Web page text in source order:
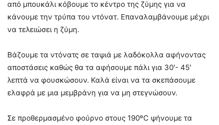
από μπουκάλι κόβουμε το κέντρο της ζύμης για να
κάνουμε την τρύπα του ντόνατ. Επαναλαμβάνουμε μέχρι
να τελειώσει η ζύμη.
Βάζουμε τα ντόνατς σε ταψιά με λαδόκολλα αφήνοντας
αποστάσεις καθώς θα τα αφήσουμε πάλι για 30′- 45′
λεπτά να φουσκώσουν. Καλά είναι να τα σκεπάσουμε
ελαφρά με μια μεμβράνη για να μη στεγνώσουν.
Σε προθερμασμένο φούρνο στους 190ºC ψήνουμε τα